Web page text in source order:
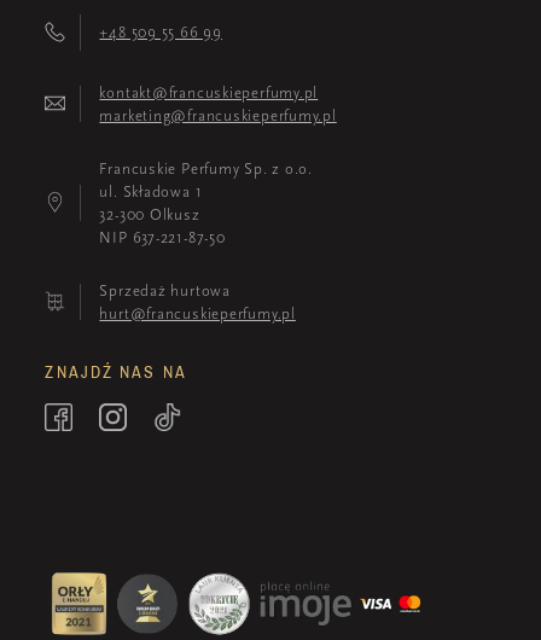
+48 509 55 66 99
kontakt@francuskieperfumy.pl
marketing@francuskieperfumy.pl
Francuskie Perfumy Sp. z o.o.
ul. Składowa 1
32-300 Olkusz
NIP 637-221-87-50
Sprzedaż hurtowa
hurt@francuskieperfumy.pl
ZNAJDŹ NAS NA